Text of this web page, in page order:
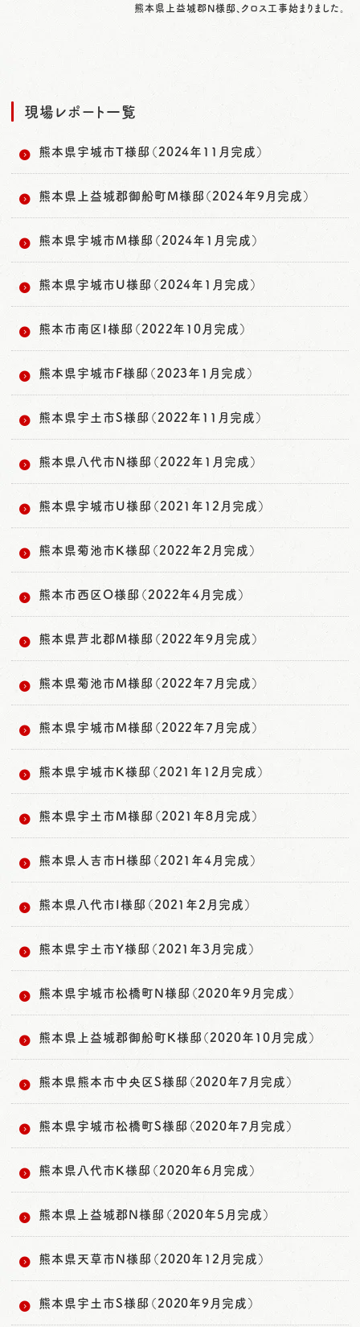
熊本県上益城郡N様邸、クロス工事始まりました。
現場レポート一覧
熊本県宇城市T様邸（2024年11月完成）
熊本県上益城郡御船町M様邸（2024年9月完成）
熊本県宇城市M様邸（2024年1月完成）
熊本県宇城市U様邸（2024年1月完成）
熊本市南区I様邸（2022年10月完成）
熊本県宇城市F様邸（2023年1月完成）
熊本県宇土市S様邸（2022年11月完成）
熊本県八代市N様邸（2022年1月完成）
熊本県宇城市U様邸（2021年12月完成）
熊本県菊池市K様邸（2022年2月完成）
熊本市西区O様邸（2022年4月完成）
熊本県芦北郡M様邸（2022年9月完成）
熊本県菊池市M様邸（2022年7月完成）
熊本県宇城市M様邸（2022年7月完成）
熊本県宇城市K様邸（2021年12月完成）
熊本県宇土市M様邸（2021年8月完成）
熊本県人吉市H様邸（2021年4月完成）
熊本県八代市I様邸（2021年2月完成）
熊本県宇土市Y様邸（2021年3月完成）
熊本県宇城市松橋町N様邸（2020年9月完成）
熊本県上益城郡御船町K様邸（2020年10月完成）
熊本県熊本市中央区S様邸（2020年7月完成）
熊本県宇城市松橋町S様邸（2020年7月完成）
熊本県八代市K様邸（2020年6月完成）
熊本県上益城郡N様邸（2020年5月完成）
熊本県天草市N様邸（2020年12月完成）
熊本県宇土市S様邸（2020年9月完成）